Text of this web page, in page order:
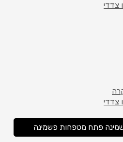
פתח מטפחות פשמינה